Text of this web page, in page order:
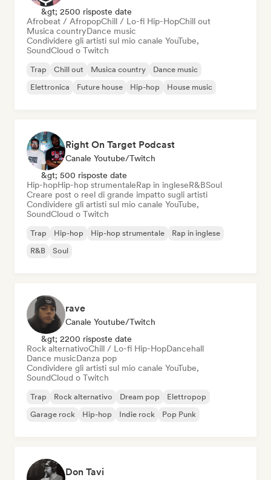
&gt; 2500 risposte date
Afrobeat / AfropopChill / Lo-fi Hip-HopChill out
Musica countryDance music
Condividere gli artisti sul mio canale YouTube,
SoundCloud o Twitch
Trap Chill out Musica country
Dance music
Elettronica
Future house Hip-hop House music
Right On Target Podcast
Canale Youtube/Twitch
&gt; 500 risposte date
Hip-hopHip-hop strumentaleRap in ingleseR&BSoul
Creare post o reel di grande impatto sugli artisti
Condividere gli artisti sul mio canale YouTube,
SoundCloud o Twitch
Trap Hip-hop Hip-hop strumentale
Rap in inglese
R&B
Soul
rave
Canale Youtube/Twitch
&gt; 2200 risposte date
Rock alternativoChill / Lo-fi Hip-HopDancehall
Dance musicDanza pop
Condividere gli artisti sul mio canale YouTube,
SoundCloud o Twitch
Trap Rock alternativo Dream pop
Elettropop
Garage rock
Hip-hop Indie rock Pop Punk
Don Tavi